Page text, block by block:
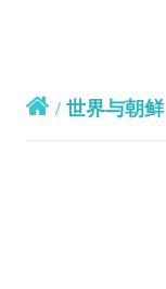
/世界与朝鲜